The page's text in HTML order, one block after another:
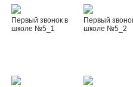
Первый звонок в
школе №5_1
Первый
школе №5_2